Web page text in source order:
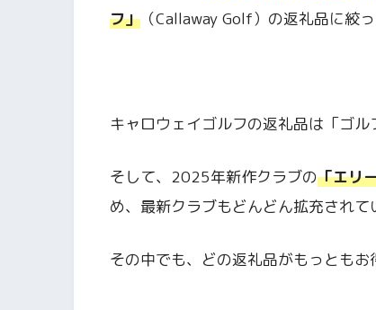
フ」 （Callaway Golf）の返礼品に絞
キャロウェイゴルフの返礼品は「ゴル
そして、2025年新作クラブの「エリ
め、最新クラブもどんどん拡充されて
その中でも、どの返礼品がもっとも